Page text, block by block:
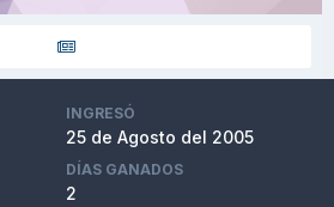
INGRESÓ
25 de Agosto del 2005
DÍAS GANADOS
2